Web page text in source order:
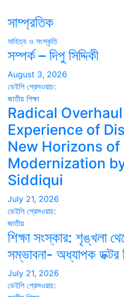
সাম্প্রতিক
সাহিত্য ও সংস্কৃতি
সম্পর্ক – দিপু সিদ্দিকী
August 3, 2026
ডেইলি প্রেসওয়াচ:
জাতীয় শিক্ষা
Radical
Experience of
New Horizons of
Modernization
Siddiqui
July 21, 2026
ডেইলি প্রেসওয়াচ:
জাতীয়
শিক্ষা সংস্কার: শৃঙ্খলা
সম্ভাবনা- অধ্যাপক ডক্টর
July 21, 2026
ডেইলি প্রেসওয়াচ: